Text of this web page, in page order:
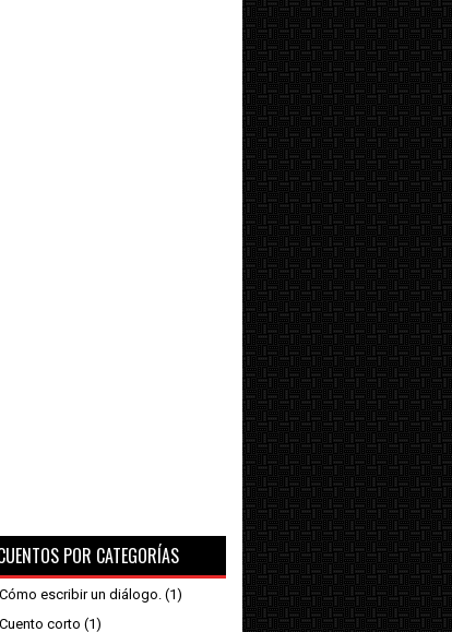
POR CATEGORÍAS
Cómo escribir un diálogo. (1)
Cuento corto (1)